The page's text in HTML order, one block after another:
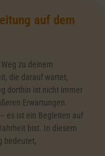
auf dem
zu deinem
die darauf wartet,
dorthin ist nicht immer
Erwartungen.
es ist ein Begleiten auf
bist. In diesem
bedeutet,